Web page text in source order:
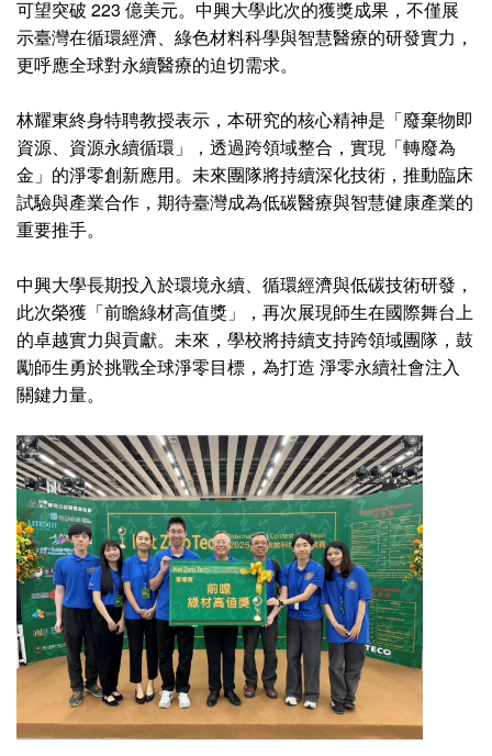
可望突破 223 億美元。中興大學此次的獲獎成果，不僅展
示臺灣在循環經濟、綠色材料科學與智慧醫療的研發實力，
更呼應全球對永續醫療的迫切需求。
林耀東終身特聘教授表示，本研究的核心精神是「廢棄物即
資源、資源永續循環」，透過跨領域整合，實現「轉廢為
金」的淨零創新應用。未來團隊將持續深化技術，推動臨床
試驗與產業合作，期待臺灣成為低碳醫療與智慧健康產業的
重要推手。
中興大學長期投入於環境永續、循環經濟與低碳技術研發，
此次榮獲「前瞻綠材高值獎」，再次展現師生在國際舞台上
的卓越實力與貢獻。未來，學校將持續支持跨領域團隊，鼓
勵師生勇於挑戰全球淨零目標，為打造 淨零永續社會注入
關鍵力量。